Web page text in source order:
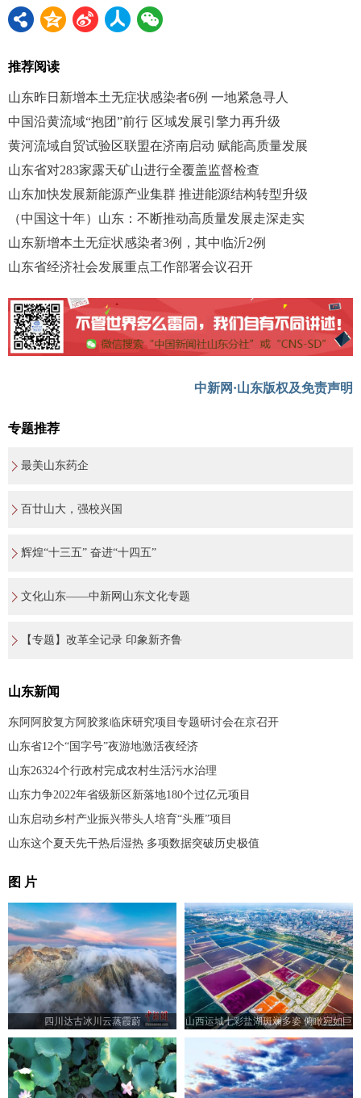
推荐阅读
山东昨日新增本土无症状感染者6例 一地紧急寻人
中国沿黄流域“抱团”前行 区域发展引擎力再升级
黄河流域自贸试验区联盟在济南启动 赋能高质量发展
山东省对283家露天矿山进行全覆盖监督检查
山东加快发展新能源产业集群 推进能源结构转型升级
（中国这十年）山东：不断推动高质量发展走深走实
山东新增本土无症状感染者3例，其中临沂2例
山东省经济社会发展重点工作部署会议召开
中新网·山东版权及免责声明
专题推荐
最美山东药企
百廿山大，强校兴国
辉煌“十三五” 奋进“十四五”
文化山东——中新网山东文化专题
【专题】改革全记录 印象新齐鲁
山东新闻
东阿阿胶复方阿胶浆临床研究项目专题研讨会在京召开
山东省12个“国字号”夜游地激活夜经济
山东26324个行政村完成农村生活污水治理
山东力争2022年省级新区新落地180个过亿元项目
山东启动乡村产业振兴带头人培育“头雁”项目
山东这个夏天先干热后湿热 多项数据突破历史极值
图 片
四川达古冰川云蒸霞蔚
山西运城七彩盐湖斑斓多姿 俯瞰宛如巨
型调色板